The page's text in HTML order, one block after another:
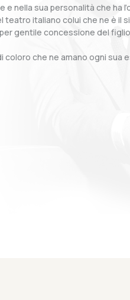
nella sua personalità che ha
italiano colui che ne è il
gentile concessione del
che ne amano ogni sua